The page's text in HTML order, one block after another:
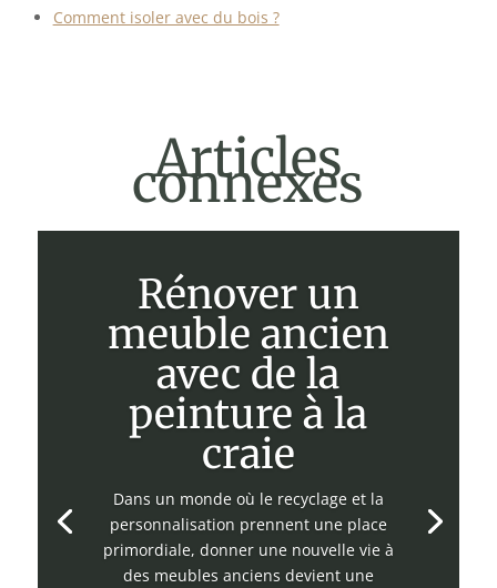
Comment isoler avec du bois ?
Articles
connexes
Rénover un
meuble ancien
avec de la
peinture à la
craie
Dans un monde où le recyclage et la
personnalisation prennent une place
primordiale, donner une nouvelle vie à
des meubles anciens devient une